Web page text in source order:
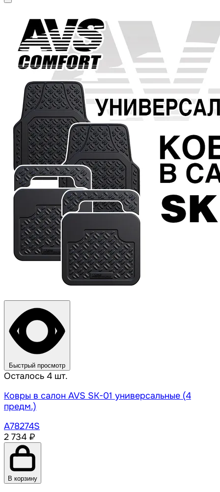
Быстрый просмотр
Осталось 4 шт.
Ковры в салон AVS SK-01 универсальные (4
предм.)
A78274S
2 734 ₽
В корзину